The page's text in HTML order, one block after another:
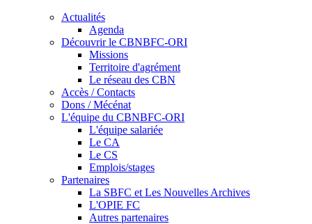
Actualités
Agenda
Découvrir le CBNBFC-ORI
Missions
Territoire d'agrément
Le réseau des CBN
Accès / Contacts
Dons / Mécénat
L'équipe du CBNBFC-ORI
L'équipe salariée
Le CA
Le CS
Emplois/stages
Partenaires
La SBFC et Les Nouvelles Archives
L'OPIE FC
Autres partenaires